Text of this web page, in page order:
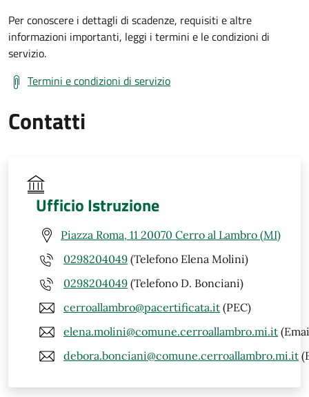
Per conoscere i dettagli di scadenze, requisiti e altre
informazioni importanti, leggi i termini e le condizioni di
servizio.
Termini e condizioni di servizio
Contatti
Ufficio Istruzione
Piazza Roma, 11 20070 Cerro al Lambro (MI)
0298204049 (Telefono Elena Molini)
0298204049 (Telefono D. Bonciani)
cerroallambro@pacertificata.it (PEC)
elena.molini@comune.cerroallambro.mi.it
debora.bonciani@comune.cerroallambro.mi.it